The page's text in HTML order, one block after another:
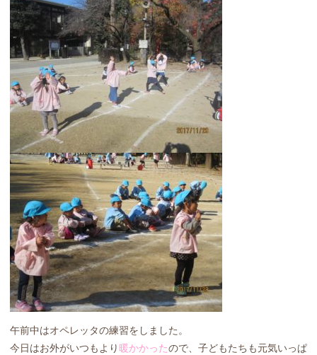
午前中はオペレッタの練習をしました。
今日はお外がいつもより 暖かかったので、子どもたちも元気いっぱ